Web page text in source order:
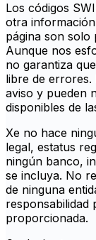
Los códigos
otra
página son solo
Aunque nos
no garantiza
libre de errores.
aviso y pueden
disponibles de
Xe no hace
legal, estatus
ningún banco,
se incluya. No
de ninguna
responsabilidad
proporcionada.